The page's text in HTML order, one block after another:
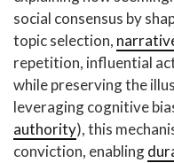
social consensus by
topic selection,
repetition, influential
while preserving the
leveraging cognitive
authority), this
conviction, enabling